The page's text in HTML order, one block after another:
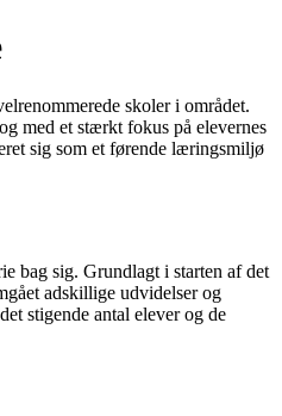
skoler i området.
med et stærkt fokus på elevernes
sig som et førende læringsmiljø
bag sig. Grundlagt i starten af det
adskillige udvidelser og
stigende antal elever og de